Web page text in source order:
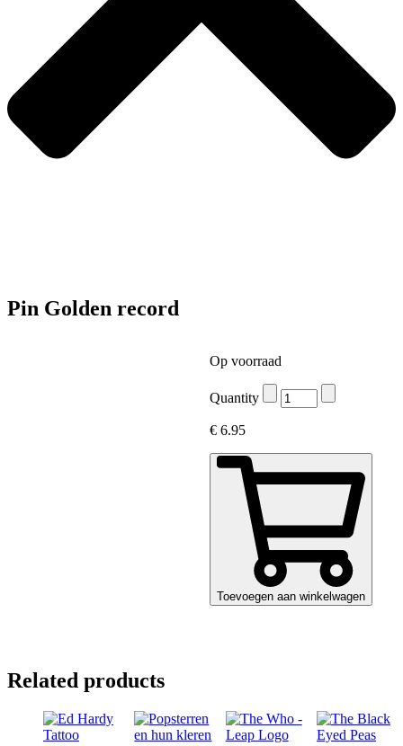
Pin Golden record
Op voorraad
Quantity
€6.95
Toevoegen aan winkelwagen
Related products